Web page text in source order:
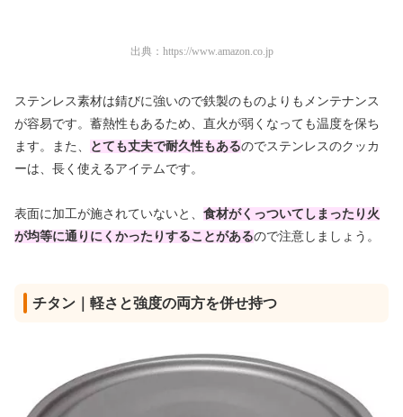
出典： https://www.amazon.co.jp
ステンレス素材は錆びに強いので鉄製のものよりもメンテナンス
が容易です。蓄熱性もあるため、直火が弱くなっても温度を保ち
ます。また、
とても丈夫で耐久性もあるのでステンレスのクッカ
ーは、長く使えるアイテムです。
表面に加工が施されていないと、 食材がくっついてしまったり火
が均等に通りにくかったりすることがあるので注意しましょう。
チタン｜軽さと強度の両方を併せ持つ